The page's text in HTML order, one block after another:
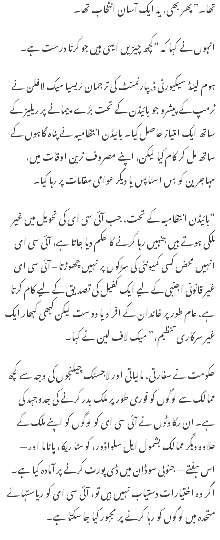
تھا۔” پھر بھی، یہ ایک آسان انتخاب تھا۔
انہوں نے کہا کہ “کچھ چیزیں ایسی ہیں جو کرنا درست ہے۔
ہوم لینڈ سیکیورٹی ڈیپارٹمنٹ کی ترجمان ٹریسیا میک لافلن نے
ٹرمپ کے پیشرو جو بائیڈن کے تحت بڑے پیمانے پر ریلیز کے
ساتھ ایک امتیاز حاصل کیا۔ بائیڈن انتظامیہ نے پناہ گاہوں کے
ساتھ مل کر کام کیا لیکن، اپنے مصروف ترین اوقات میں،
مہاجرین کو بس اسٹاپس یا دیگر عوامی مقامات پر رہا کیا۔
“بائیڈن انتظامیہ کے تحت، جب آئی سی ای کی تحویل میں غیر
ملکی ہوتے ہیں جنہیں رہا کرنے کا حکم دیا جاتا ہے، آئی سی ای
انہیں محض کسی کمیونٹی کی سڑکوں پر نہیں چھوڑتا – آئی سی ای
غیر قانونی اجنبی کے لیے ایک کفیل کی تصدیق کے لیے کام کرتا
ہے، عام طور پر خاندان کے افراد یا دوست لیکن کبھی کبھار ایک
غیر سرکاری تنظیم،” میک لاف لین نے کہا۔
حکومت نے سفارتی، مالیاتی اور لاجسٹک چیلنجوں کی وجہ سے کچھ
ممالک سے لوگوں کو فوری طور پر ملک بدر کرنے کی جدوجہد کی
ہے۔ ان رکاوٹوں نے آئی سی ای کو لوگوں کو اپنے ملک کے
علاوہ دیگر ممالک بشمول ایل سلواڈور، کوسٹا ریکا، پاناما اور —
اس ہفتے — جنوبی سوڈان میں ڈی پورٹ کرنے پر آمادہ کیا ہے۔
اگر وہ اختیارات دستیاب نہیں ہیں تو، آئی سی ای کو ریاستہائے
متحدہ میں لوگوں کو رہا کرنے پر مجبور کیا جا سکتا ہے۔